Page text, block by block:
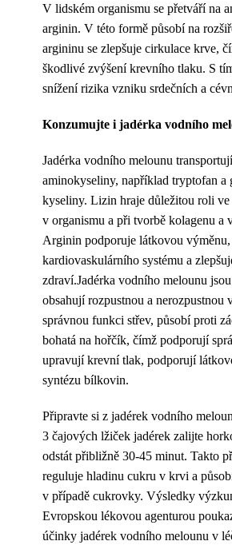
V lidském organismu se přetváří na
arginin. V této formě působí na
argininu se zlepšuje cirkulace krve,
škodlivé zvýšení krevního tlaku. S
snížení rizika vzniku srdečních a
Konzumujte i jadérka vodního
Jadérka vodního melounu
aminokyseliny, například tryptofan a
kyseliny. Lizin hraje důležitou roli
v organismu a při tvorbě kolagenu a
Arginin podporuje látkovou výměnu,
kardiovaskulárního systému a
zdraví.Jadérka vodního melounu
obsahují rozpustnou a nerozpustnou
správnou funkci střev, působí proti
bohatá na hořčík, čímž podporují
upravují krevní tlak, podporují
syntézu bílkovin.
Připravte si z jadérek vodního
3 čajových lžiček jadérek zalijte
odstát přibližně 30-45 minut. Takto
reguluje hladinu cukru v krvi a
v případě cukrovky. Výsledky
Evropskou lékovou agenturou
účinky jadérek vodního melounu v